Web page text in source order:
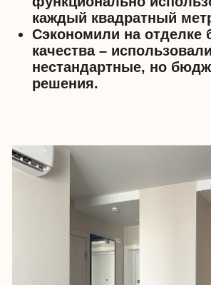
В этом проекте использовали новое
для нас решение — цветные стены и
полки внутри шкафов. Такое
оформление сделало интерьер более
выразительным без дополнительных
затрат. Шкафы выглядят интереснее, а
пространство приобрело
индивидуальность.